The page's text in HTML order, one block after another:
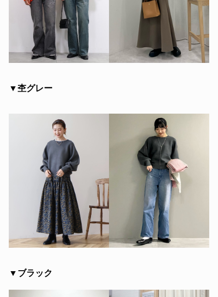
▼杢グレー
▼ブラック